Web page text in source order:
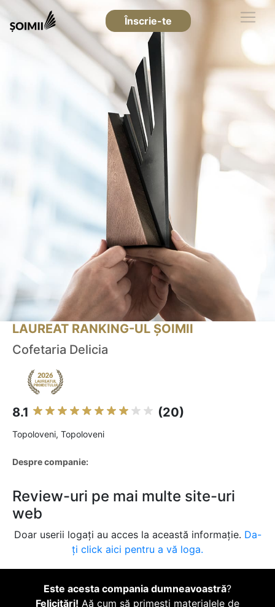
Înscrie-te
LAUREAT RANKING-UL ȘOIMII
Cofetaria Delicia
8.1 (20)
Topoloveni, Topoloveni
Despre companie:
Review-uri pe mai multe site-uri
web
Doar userii logați au acces la această informație. Da-
ți click aici pentru a vă loga.
Este acesta compania dumneavoastră?
Felicitări! Aă cum să primești materialele de